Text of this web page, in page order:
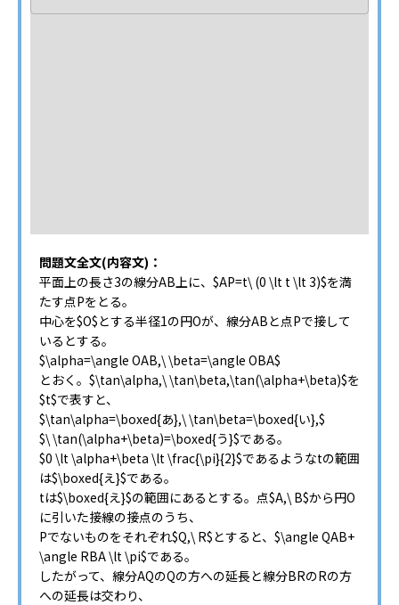
問題文全文(内容文)：
平面上の長さ3の線分AB上に、$AP=t\ (0 \lt t \lt 3)$を満
たす点Pをとる。
中心を$O$とする半径1の円Oが、線分ABと点Pで接して
いるとする。
$\alpha=\angle OAB,\ \beta=\angle OBA$
とおく。$\tan\alpha,\ \tan\beta,\tan(\alpha+\beta)$を
$t$で表すと、
$\tan\alpha=\boxed{あ},\ \tan\beta=\boxed{い},$
$\ \tan(\alpha+\beta)=\boxed{う}$である。
$0 \lt \alpha+\beta \lt \frac{\pi}{2}$であるようなtの範囲
は$\boxed{え}$である。
tは$\boxed{え}$の範囲にあるとする。点$A,\ B$から円O
に引いた接線の接点のうち、
Pでないものをそれぞれ$Q,\ R$とすると、$\angle QAB+
\angle RBA \lt \pi$である。
したがって、線分AQのQの方への延長と線分BRのRの方
への延長は交わり、